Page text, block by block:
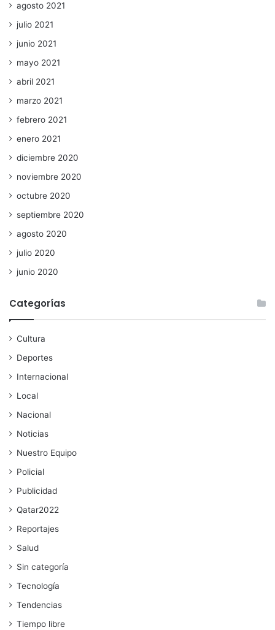
agosto 2021
julio 2021
junio 2021
mayo 2021
abril 2021
marzo 2021
febrero 2021
enero 2021
diciembre 2020
noviembre 2020
octubre 2020
septiembre 2020
agosto 2020
julio 2020
junio 2020
Categorías
Cultura
Deportes
Internacional
Local
Nacional
Noticias
Nuestro Equipo
Policial
Publicidad
Qatar2022
Reportajes
Salud
Sin categoría
Tecnología
Tendencias
Tiempo libre